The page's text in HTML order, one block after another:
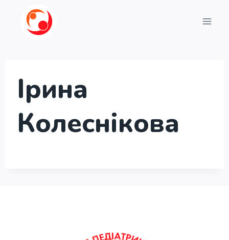
Перейти
Ірина
Колеснікова